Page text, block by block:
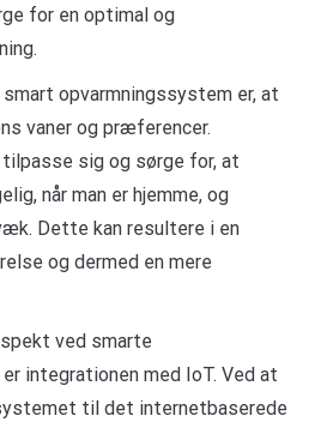
for en optimal og
opvarmningssystem er, at
vaner og præferencer.
sig og sørge for, at
når man er hjemme, og
Dette kan resultere i en
og dermed en mere
ved smarte
integrationen med IoT. Ved at
til det internetbaserede